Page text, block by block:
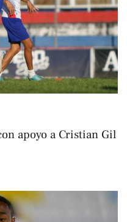
apoyo a Cristian Gil